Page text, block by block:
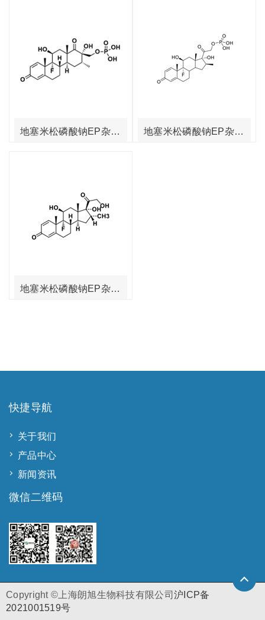
地塞米松磷酸钠EP杂质C 地塞米松磷酸钠EP杂质B
地塞米松磷酸钠EP杂质A
快捷导航
关于我们
产品中心
新闻资讯
微信二维码
Copyright ©上海朗旭生物科技有限公司 沪ICP备
2021001519号